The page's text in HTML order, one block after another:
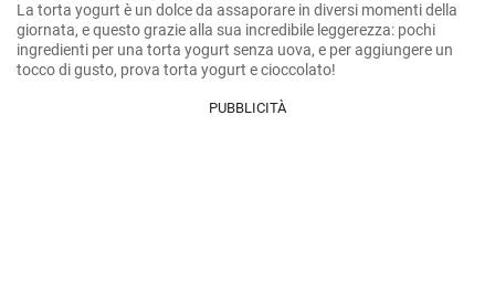
La torta yogurt è un dolce da assaporare in diversi momenti della
giornata, e questo grazie alla sua incredibile leggerezza: pochi
ingredienti per una torta yogurt senza uova, e per aggiungere un
tocco di gusto, prova torta yogurt e cioccolato!
PUBBLICITÀ